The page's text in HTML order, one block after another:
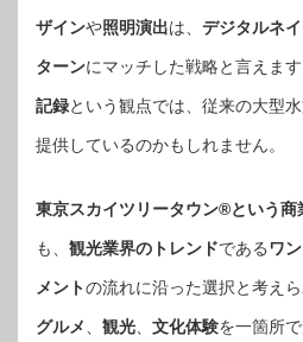
ザインや照明演出は、 デジタルネ
ターンにマッチした戦略と言えます
記録という観点では、従来の大型
提供しているのかもしれません。
東京スカイツリータウン®という商
も、 観光業界のトレンドである ワ
メントの流れに沿った選択と考えら
グルメ 観光 文化体験を一箇所